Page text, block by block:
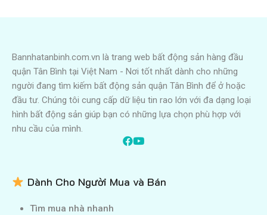
Bannhatanbinh.com.vn là trang web bất động sản hàng đầu
quận Tân Bình tại Việt Nam - Nơi tốt nhất dành cho những
người đang tìm kiếm bất động sản quận Tân Bình để ở hoặc
đầu tư. Chúng tôi cung cấp dữ liệu tin rao lớn với đa dạng loại
hình bất động sản giúp bạn có những lựa chọn phù hợp với
nhu cầu của mình.
Dành Cho Người Mua và Bán
Tìm mua nhà nhanh